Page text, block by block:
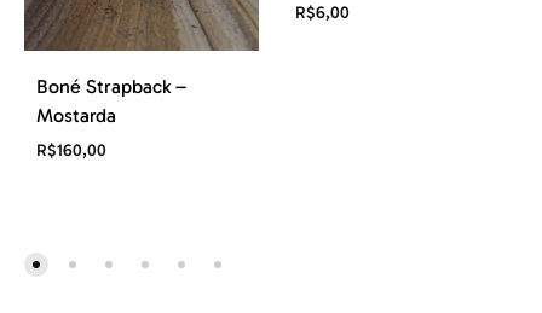
Boné Strapback –
Mostarda
R$160,00
R$6,00